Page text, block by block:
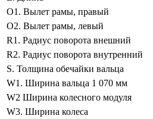
O1. Вылет рамы, правый
O2. Вылет рамы, левый
R1. Радиус поворота внешний
R2. Радиус поворота внутренний
S. Толщина обечайки вальца
W1. Ширина вальца 1 070 мм
W2 Ширина колесного модуля
W3. Ширина колеса